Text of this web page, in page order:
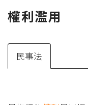
權利濫用
民事法